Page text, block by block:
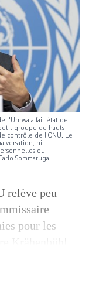
l'Unrwa a fait état de
groupe de hauts
contrôle de l'ONU. Le
ni
ou
Sommaruga.
relève peu
pour les